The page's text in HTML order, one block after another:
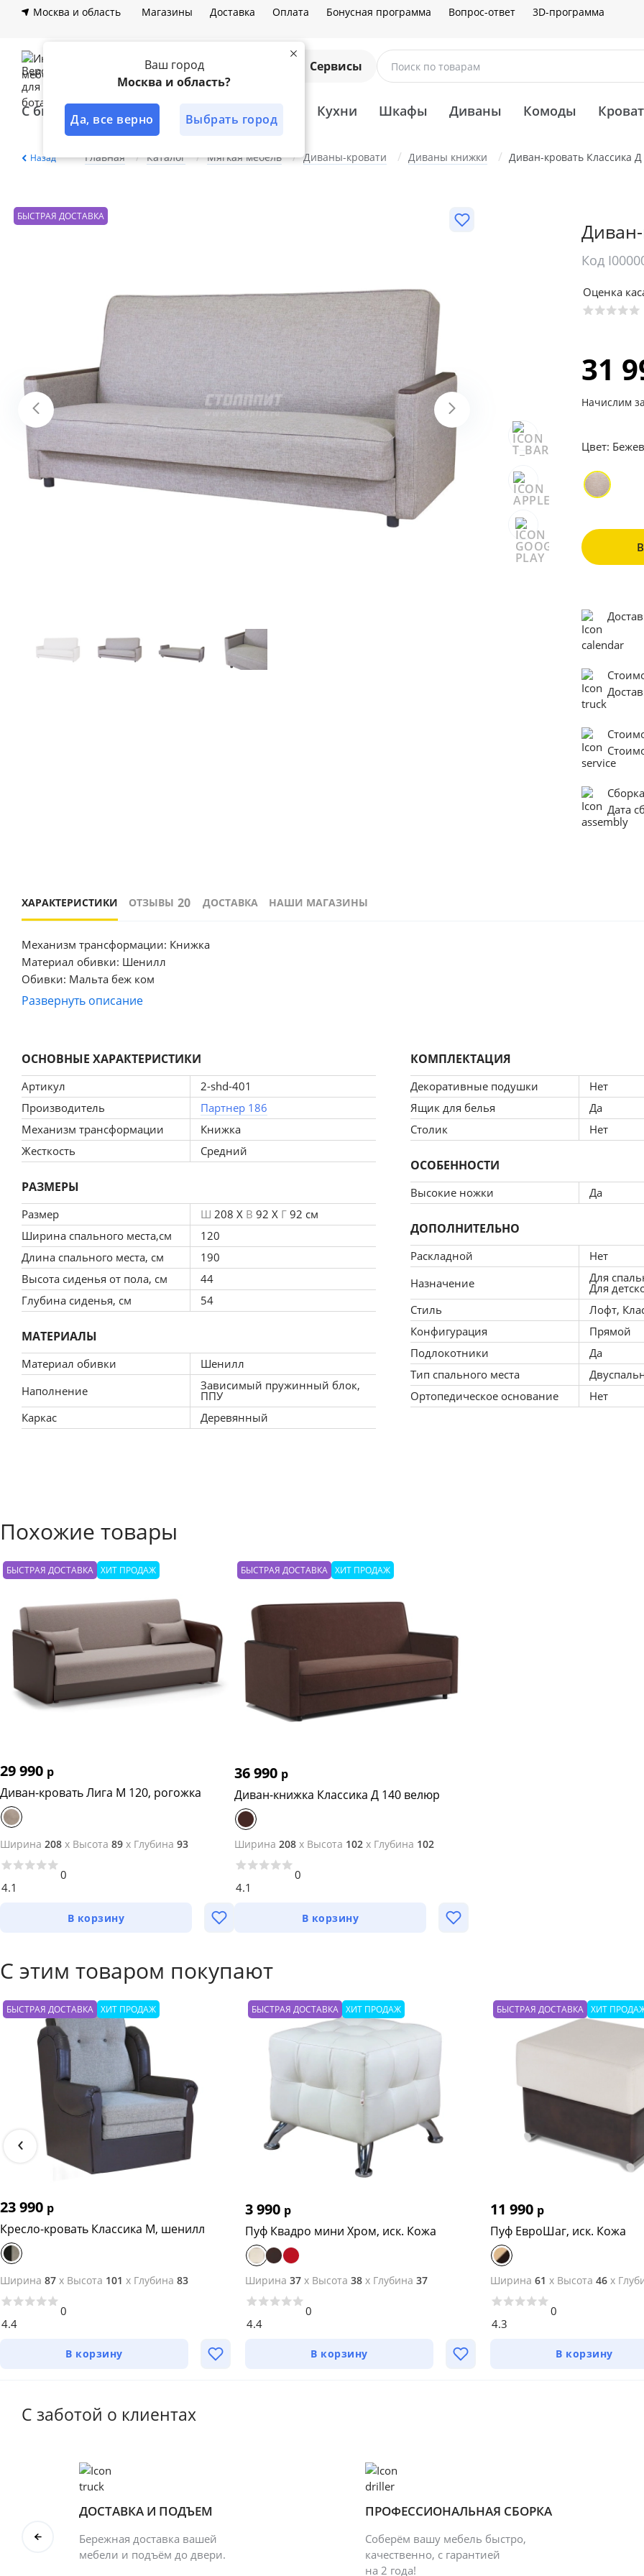
Ваш город
Москва и область?
Да, все верно Выбрать город
Москва и область Магазины Доставка Оплата Бонусная программа Вопрос-ответ 3D-программа
Сервисы Поиск по товарам
С быстрой доставкой Лучшее решение Кухни Шкафы Диваны Комоды
Назад Главная Каталог Мягкая мебель Диваны-кровати Диваны книжки Диван-кровать Классика
БЫСТРАЯ ДОСТАВКА
Код
Оценка
31
Начислим
Цвет:
Дата
ХАРАКТЕРИСТИКИ ОТЗЫВЫ 20 ДОСТАВКА НАШИ МАГАЗИНЫ
Механизм трансформации: Книжка
Материал обивки: Шенилл
Обивки: Мальта беж ком
Спальное место (ШхД мм): 1200х1900
Высота сиденья: 41 см
Глубина сиденья: 54 см
Максимальный вес: свыше 120 кг
Срок гарантии на изделие: 18 месяцев.
Развернуть описание
ОСНОВНЫЕ ХАРАКТЕРИСТИКИ
Артикул
2-shd-401
Производитель
Партнер 186
Механизм трансформации
Книжка
Жесткость
Средний
РАЗМЕРЫ
Размер Ш 208 X В 92 X Г 92 см
Ширина спального места,см
120
Длина спального места, см
190
Высота сиденья от пола, см
44
Глубина сиденья, см
54
МАТЕРИАЛЫ
Материал обивки
Шенилл
Наполнение
Зависимый пружинный блок,
ППУ
Каркас
Деревянный
КОМПЛЕКТАЦИЯ
Декоративные подушки
Нет
Ящик для белья
Да
Столик
Нет
ОСОБЕННОСТИ
Высокие ножки Да
ДОПОЛНИТЕЛЬНО
Раскладной
Нет
Назначение
Для
Для
Стиль
Лофт,
Конфигурация
Прямой
Подлокотники
Да
Тип спального места
Ортопедическое основание
Нет
Похожие товары
БЫСТРАЯ ДОСТАВКА ХИТ ПРОДАЖ
29 990 р
Диван-кровать Лига М 120, рогожка
Ширина 208 x Высота 89 x Глубина 93
4.1
0
В корзину
БЫСТРАЯ ДОСТАВКА ХИТ ПРОДАЖ
36 990 р
Диван-книжка Классика Д 140 велюр
Ширина 208 x Высота 102 x Глубина 102
4.1
0
В корзину
С этим товаром покупают
БЫСТРАЯ ДОСТАВКА ХИТ ПРОДАЖ
23 990 р
Кресло-кровать Классика М, шенилл
Ширина 87 x Высота 101 x Глубина 83
4.4
0
В корзину
БЫСТРАЯ ДОСТАВКА ХИТ ПРОДАЖ
3 990 р
Пуф Квадро мини Хром, иск. Кожа
Ширина 37 x Высота 38 x Глубина 37
4.4
0
В корзину
БЫСТРАЯ ДОСТАВКА ХИТ
11 990 р
Пуф ЕвроШаг, иск. Кожа
Ширина 61 x Высота 46 x
4.3
0
В корзину
‹
С заботой о клиентах
ДОСТАВКА И ПОДЪЕМ
Бережная доставка вашей
мебели и подъём до двери.
ПРОФЕССИОНАЛЬНАЯ СБОРКА
Соберём вашу мебель быстро,
качественно, с гарантией
на 2 года!